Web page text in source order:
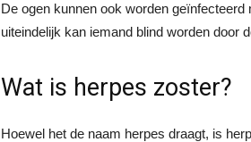
De ogen kunnen ook worden
uiteindelijk kan iemand blind worden door
Wat is herpes zoster?
Hoewel het de naam herpes draagt, is